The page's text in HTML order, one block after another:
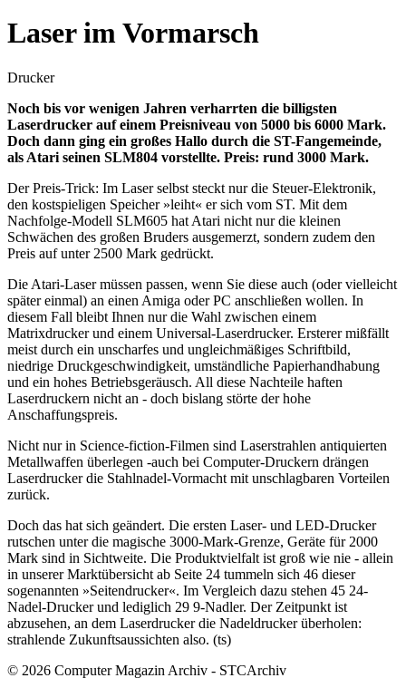
Laser im Vormarsch
Drucker
Noch bis vor wenigen Jahren verharrten die billigsten
Laserdrucker auf einem Preisniveau von 5000 bis 6000 Mark.
Doch dann ging ein großes Hallo durch die ST-Fangemeinde,
als Atari seinen SLM804 vorstellte. Preis: rund 3000 Mark.
Der Preis-Trick: Im Laser selbst steckt nur die Steuer-Elektronik,
den kostspieligen Speicher »leiht« er sich vom ST. Mit dem
Nachfolge-Modell SLM605 hat Atari nicht nur die kleinen
Schwächen des großen Bruders ausgemerzt, sondern zudem den
Preis auf unter 2500 Mark gedrückt.
Die Atari-Laser müssen passen, wenn Sie diese auch (oder vielleicht
später einmal) an einen Amiga oder PC anschließen wollen. In
diesem Fall bleibt Ihnen nur die Wahl zwischen einem
Matrixdrucker und einem Universal-Laserdrucker. Ersterer mißfällt
meist durch ein unscharfes und ungleichmäßiges Schriftbild,
niedrige Druckgeschwindigkeit, umständliche Papierhandhabung
und ein hohes Betriebsgeräusch. All diese Nachteile haften
Laserdruckern nicht an - doch bislang störte der hohe
Anschaffungspreis.
Nicht nur in Science-fiction-Filmen sind Laserstrahlen antiquierten
Metallwaffen überlegen -auch bei Computer-Druckern drängen
Laserdrucker die Stahlnadel-Vormacht mit unschlagbaren Vorteilen
zurück.
Doch das hat sich geändert. Die ersten Laser- und LED-Drucker
rutschen unter die magische 3000-Mark-Grenze, Geräte für 2000
Mark sind in Sichtweite. Die Produktvielfalt ist groß wie nie - allein
in unserer Marktübersicht ab Seite 24 tummeln sich 46 dieser
sogenannten »Seitendrucker«. Im Vergleich dazu stehen 45 24-
Nadel-Drucker und lediglich 29 9-Nadler. Der Zeitpunkt ist
abzusehen, an dem Laserdrucker die Nadeldrucker überholen:
strahlende Zukunftsaussichten also. (ts)
© 2026 Computer Magazin Archiv - STCArchiv